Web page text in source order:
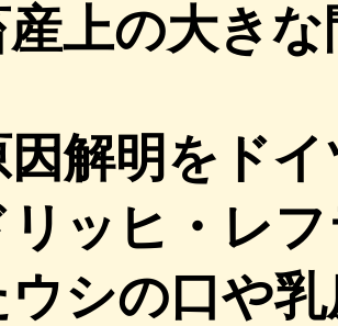
上の大き
因解明をド
リッヒ・レ
シの口や